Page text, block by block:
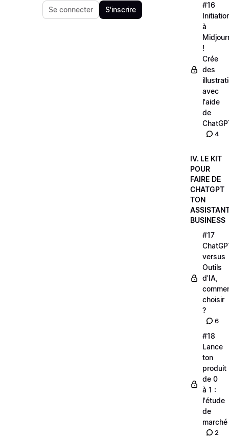
Se connecter S'inscrire
#16
à
!
Crée
des
avec
l'aide
de
4
IV. LE KIT
POUR
FAIRE DE
CHATGPT
TON
BUSINESS
#17
versus
Outils
d'IA,
choisir
?
6
#18
Lance
ton
produit
de 0
à 1 :
l'étude
de
marché
2